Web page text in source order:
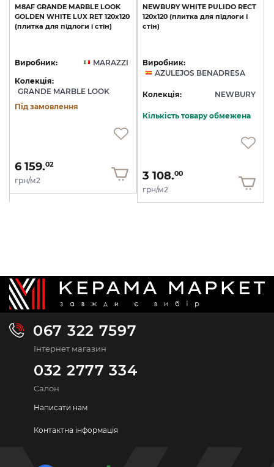
M8AF GRANDE MARBLE LOOK
GOLDEN WHITE LUX RET 120х120
(плитка для підлоги і стін)
Виробник:
MARAZZI
Колекція:
GRANDE MARBLE LOOK
Під замовлення
6 159.02
грн/м2
NEWBURY WHITE PULIDO RECT
120x120 (плитка для підлоги і
стін)
Виробник:
AZULEJOS BENADRESA
Колекція: NEWBURY
Кількість товару обмежена
3 108.00
грн/м2
067 322 7597
Інтернет магазин
032 2777 334
Салон
Написати нам
Контактна інформація